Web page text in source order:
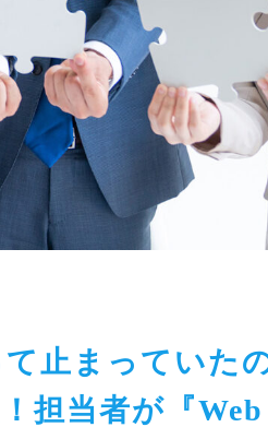
て止まっていた
担当者が『Web